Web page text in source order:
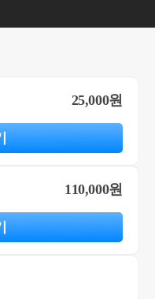
25,000원
110,000원